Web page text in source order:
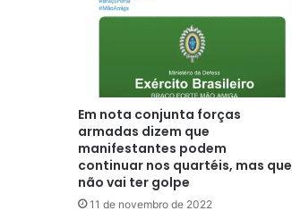
Em nota conjunta forças
armadas dizem que
manifestantes podem
continuar nos quartéis, mas que
não vai ter golpe
11 de novembro de 2022